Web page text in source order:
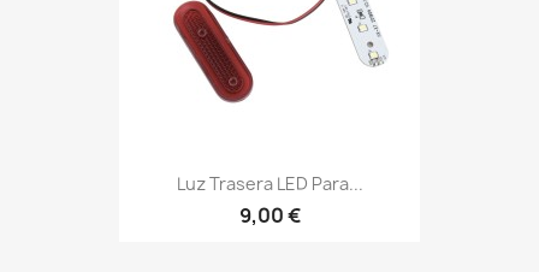
Luz Trasera LED Para...
9,00 €